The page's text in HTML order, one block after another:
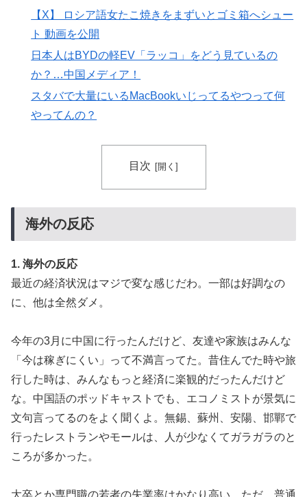
▶
【海外の反応】8月9日は長崎に原爆が投下された日だな
→ 「長崎の原爆投下は完全に余分だったな」「原爆よ
りも焼夷弾爆撃のほうが被害が大きかったんだよな」
【MLB】菅野智之は指標的には運がいいだけの選手だけ
ど実際はどう思う？ → 「ランナーを背負った時の投球
が神がかっている」「日本にいた時からこんなスタイル
韓国人「東南アジア各国が韓国サッカー協会による日本
▶ 外国人「初めてトラウマになった日本のアニメといえば
▶ 海外「日本人は何に使ってるんだ？」 世界的ブームの
日本の食品、買ってみたものの使い道が分からない外国
【X】 ロシア語女たこ焼きをまずいとゴミ箱へシュー
ト 動画を公開
日本人はBYDの軽EV「ラッコ」をどう見ているの
か？…中国メディア！
スタバで大量にいるMacBookいじってるやつって何
やってんの？
目次
海外の反応
1. 海外の反応
最近の経済状況はマジで変な感じだわ。一部は好調なの
に、他は全然ダメ。
今年の3月に中国に行ったんだけど、友達や家族はみんな
「今は稼ぎにくい」って不満言ってた。昔住んでた時や旅
行した時は、みんなもっと経済に楽観的だったんだけど
な。中国語のポッドキャストでも、エコノミストが景気に
文句言ってるのをよく聞くよ。無錫、蘇州、安陽、邯鄲で
行ったレストランやモールは、人が少なくてガラガラのと
ころが多かった。
大卒とか専門職の若者の失業率はかなり高い。ただ、普通